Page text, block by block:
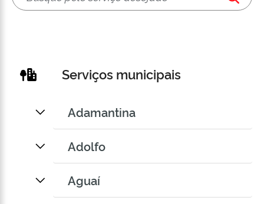
Serviços municipais
Adamantina
Adolfo
Aguaí